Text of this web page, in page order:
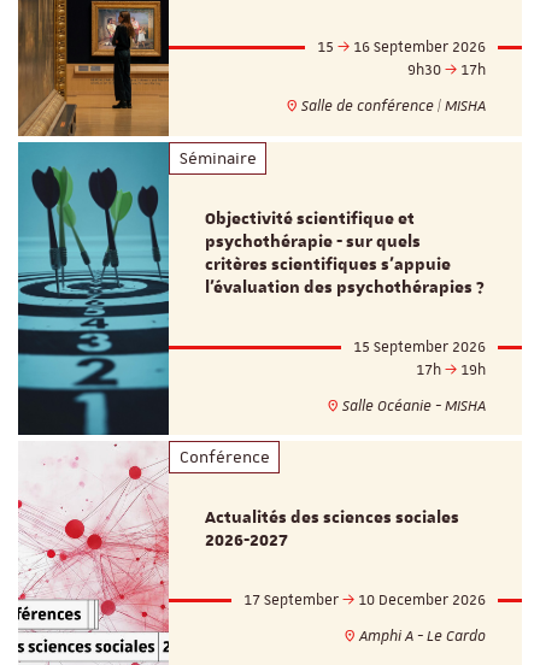
15
16 September 2026
9h30
17h
Salle de conférence | MISHA
Séminaire
Objectivité scientifique et
psychothérapie - sur quels
critères scientifiques s'appuie
l'évaluation des psychothérapies ?
15 September 2026
17h
19h
Salle Océanie - MISHA
Conférence
Actualités des sciences sociales
2026-2027
17 September
10 December 2026
Amphi A - Le Cardo